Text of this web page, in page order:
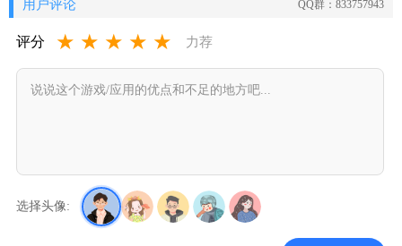
用户评论 QQ群：833757943
评分 ★ ★ ★ ★ ★ 力荐
选择头像: